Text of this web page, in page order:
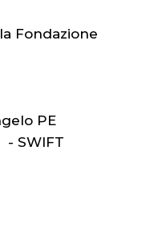
Fondazione
PE
- SWIFT